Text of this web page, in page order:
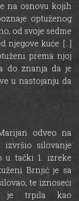
na osnovu kojih
optuženog
od svoje sedme
njegove kuće. […]
prema njoj
do znanja da je
u nastojanju da
odveo na
silovanje
u tački 1. izreke
Brnjić je sa
te iznoseći
je trpila kao